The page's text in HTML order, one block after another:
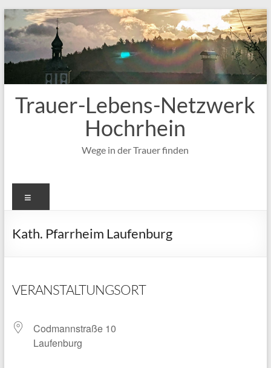
Zum
Inhalt
springen
Trauer-Lebens-Netzwerk
Hochrhein
Wege in der Trauer finden
Kath. Pfarrheim Laufenburg
VERANSTALTUNGSORT
Codmannstraße 10
Laufenburg